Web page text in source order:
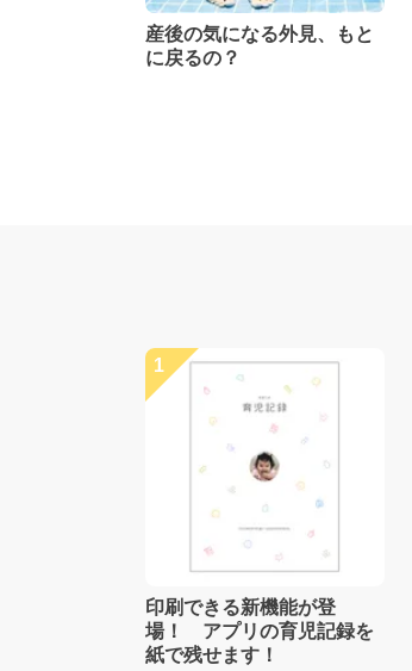
産後の気になる外見、もと
に戻るの？
1
印刷できる新機能が登
場！ アプリの育児記録を
紙で残せます！